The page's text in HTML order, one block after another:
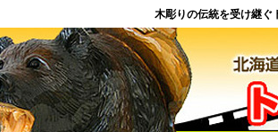
木彫りの伝統を受け継ぐ